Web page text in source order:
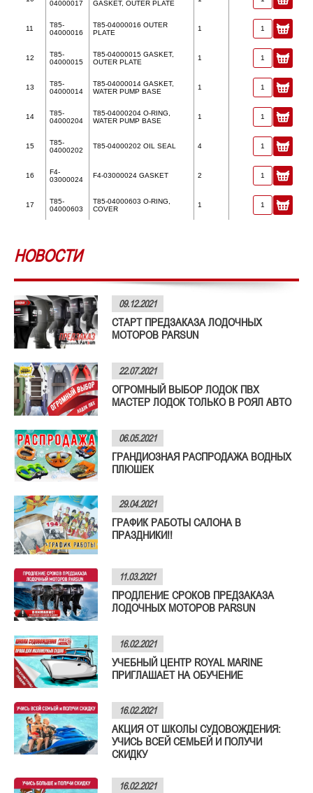
04000017 GASKET, OUTER PLATE
11
T85-
04000016
T85-04000016 OUTER
PLATE
1
12
T85-
04000015
T85-04000015 GASKET,
OUTER PLATE
1
13
T85-
04000014
T85-04000014 GASKET,
WATER PUMP BASE
1
14
T85-
04000204
T85-04000204 O-RING,
WATER PUMP BASE
1
15
T85-
04000202
T85-04000202 OIL SEAL 4
16
F4-
03000024
F4-03000024 GASKET 2
17
T85-
04000603
T85-04000603 O-RING,
COVER
1
НОВОСТИ
09.12.2021
СТАРТ ПРЕДЗАКАЗА ЛОДОЧНЫХ
МОТОРОВ PARSUN
22.07.2021
ОГРОМНЫЙ ВЫБОР ЛОДОК ПВХ
МАСТЕР ЛОДОК ТОЛЬКО В РОЯЛ АВТО
06.05.2021
ГРАНДИОЗНАЯ РАСПРОДАЖА ВОДНЫХ
ПЛЮШЕК
29.04.2021
ГРАФИК РАБОТЫ САЛОНА В
ПРАЗДНИКИ!!
11.03.2021
ПРОДЛЕНИЕ СРОКОВ ПРЕДЗАКАЗА
ЛОДОЧНЫХ МОТОРОВ PARSUN
16.02.2021
УЧЕБНЫЙ ЦЕНТР ROYAL MARINE
ПРИГЛАШАЕТ НА ОБУЧЕНИЕ
16.02.2021
АКЦИЯ ОТ ШКОЛЫ СУДОВОЖДЕНИЯ:
УЧИСЬ ВСЕЙ СЕМЬЕЙ И ПОЛУЧИ
СКИДКУ
16.02.2021